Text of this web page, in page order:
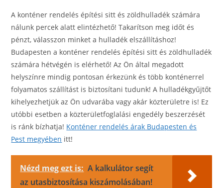
A konténer rendelés építési sitt és zöldhulladék számára
nálunk percek alatt elintézhető! Takarítson meg időt és
pénzt, válasszon minket a hulladék elszállításhoz!
Budapesten a konténer rendelés építési sitt és zöldhulladék
számára hétvégén is elérhető! Az Ön által megadott
helyszínre mindig pontosan érkezünk és több konténerrel
folyamatos szállítást is biztosítani tudunk! A hulladékgyűjtőt
kihelyezhetjük az Ön udvarába vagy akár közterületre is! Ez
utóbbi esetben a közterületfoglalási engedély beszerzését
is ránk bízhatja! Konténer rendelés árak Budapesten és
Pest megyében itt!
Nézd meg ezt is: A kalkulátor segít
az utasbiztosítása kiszámolásában!